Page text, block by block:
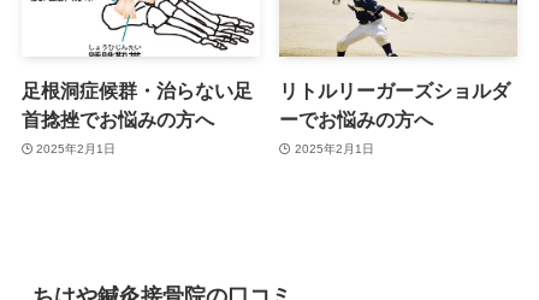
足根洞症候群・治らない足
首捻挫でお悩みの方へ
2025年2月1日
リトルリーガーズショルダ
ーでお悩みの方へ
2025年2月1日